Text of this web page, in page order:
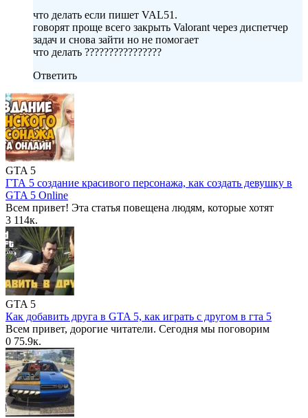
что делать если пишет VAL51.
говорят проще всего закрыть Valorant через диспетчер
задач и снова зайти но не помогает
что делать ????????????????
Ответить
GTA 5
ГТА 5 создание красивого персонажа, как создать девушку в
GTA 5 Online
Всем привет! Эта статья повещена людям, которые хотят
3 114к.
GTA 5
Как добавить друга в GTA 5, как играть с другом в гта 5
Всем привет, дорогие читатели. Сегодня мы поговорим
0 75.9к.